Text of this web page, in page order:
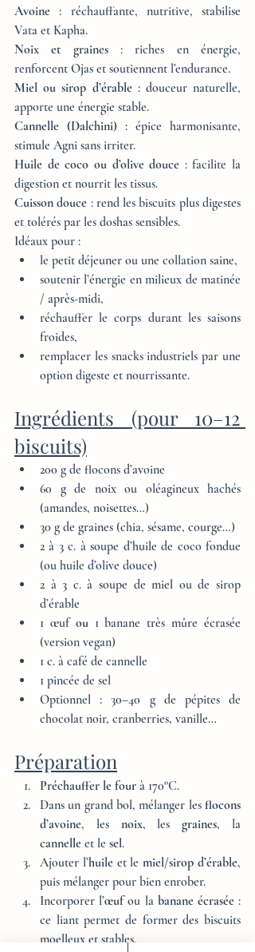
Avoine : réchauffante, nutritive, stabilise
Vata et Kapha.
Noix et graines : riches en énergie,
renforcent Ojas et soutiennent l’endurance.
Miel ou sirop d’érable : douceur naturelle,
apporte une énergie stable.
Cannelle (Dalchini) : épice harmonisante,
stimule Agni sans irriter.
Huile de coco ou d’olive douce : facilite la
digestion et nourrit les tissus.
Cuisson douce : rend les biscuits plus digestes
et tolérés par les doshas sensibles.
Idéaux pour :
le petit déjeuner ou une collation saine,
soutenir l’énergie en milieux de matinée
/ après-midi,
réchauffer le corps durant les saisons
froides,
remplacer les snacks industriels par une
option digeste et nourrissante.
Ingrédients (pour 10–12
biscuits)
200 g de flocons d’avoine
60 g de noix ou oléagineux hachés
(amandes, noisettes…)
30 g de graines (chia, sésame, courge…)
2 à 3 c. à soupe d’huile de coco fondue
(ou huile d’olive douce)
2 à 3 c. à soupe de miel ou de sirop
d’érable
1 œuf ou 1 banane très mûre écrasée
(version vegan)
1 c. à café de cannelle
1 pincée de sel
Optionnel : 30–40 g de pépites de
chocolat noir, cranberries, vanille…
Préparation
Préchauffer le four à 170°C.
Dans un grand bol, mélanger les flocons
d’avoine, les noix, les graines
cannelle et le sel.
Ajouter l’huile et le miel/sirop d’érable,
puis mélanger pour bien enrober.
Incorporer l’œuf ou la banane écrasée :
ce liant permet de former des biscuits
moelleux et stables.